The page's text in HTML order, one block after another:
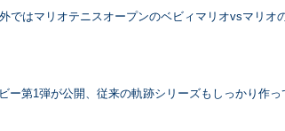
ではマリオテニスオープンのベビィマリオvsマリオ
ー第1弾が公開、従来の軌跡シリーズもしっかり作っ